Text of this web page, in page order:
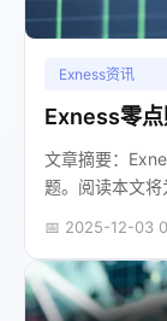
Exness资讯
Exness零
文章摘要：
题。阅读本文将为你声有
对交易平台提
📅 2025-12-03